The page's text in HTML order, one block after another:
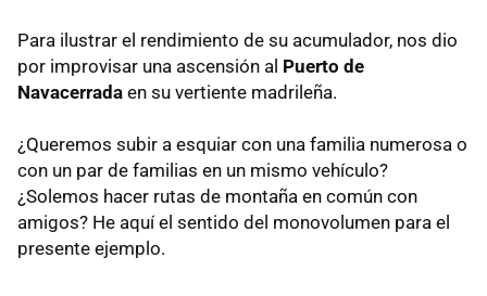
Para ilustrar el rendimiento de su acumulador, nos dio
por improvisar una ascensión al Puerto de
Navacerrada en su vertiente madrileña.
¿Queremos subir a esquiar con una familia numerosa o
con un par de familias en un mismo vehículo?
¿Solemos hacer rutas de montaña en común con
amigos? He aquí el sentido del monovolumen para el
presente ejemplo.